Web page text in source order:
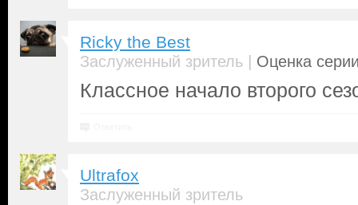
Ricky the Best
Заслуженный зритель | Оценка
Классное начало второго
Ultrafox
Заслуженный зритель